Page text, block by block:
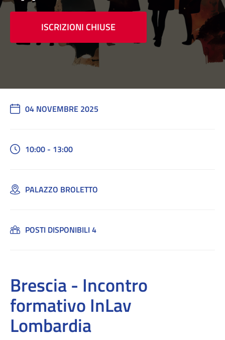
ISCRIZIONI CHIUSE
04 NOVEMBRE 2025
10:00 - 13:00
PALAZZO BROLETTO
POSTI DISPONIBILI 4
Brescia - Incontro
formativo InLav
Lombardia